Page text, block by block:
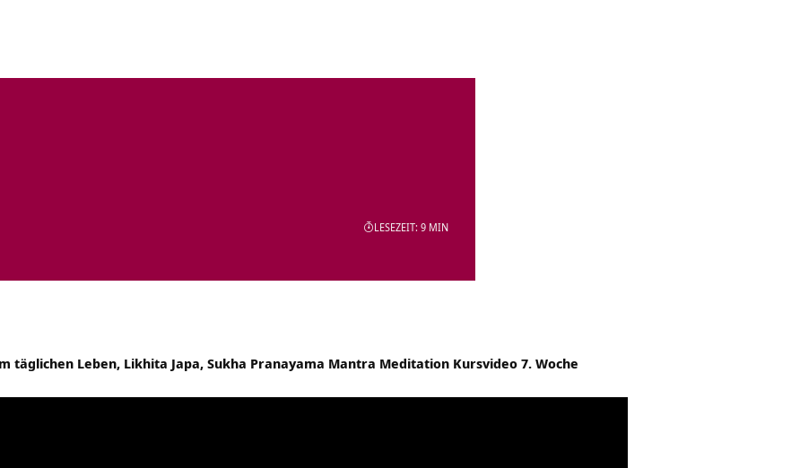
LESEZEIT: 9 MIN
täglichen Leben, Likhita Japa, Sukha Pranayama Mantra Meditation Kursvideo 7. Woche